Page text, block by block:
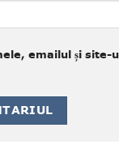
emailul și